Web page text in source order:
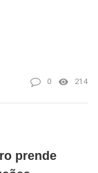
0 214
prende